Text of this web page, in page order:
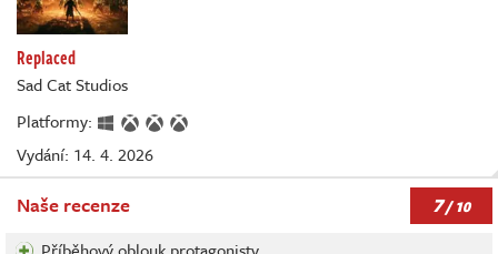
Replaced
Sad Cat Studios
Platformy:
Vydání: 14. 4. 2026
Naše recenze 7/ 10